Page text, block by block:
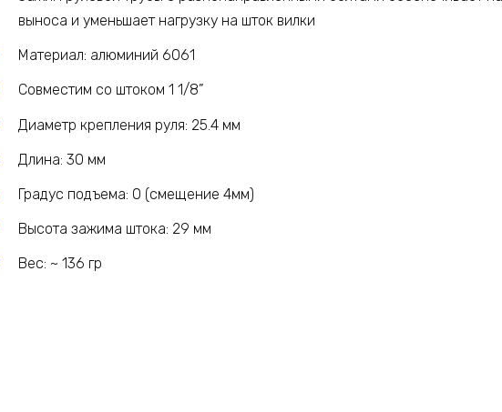
выноса и уменьшает нагрузку на шток вилки
Материал: алюминий 6061
Совместим со штоком 1 1/8”
Диаметр крепления руля: 25.4 мм
Длина: 30 мм
Градус подъема: 0 (смещение 4мм)
Высота зажима штока: 29 мм
Вес: ~ 136 гр